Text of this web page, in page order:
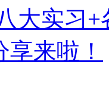
大实习
来啦！